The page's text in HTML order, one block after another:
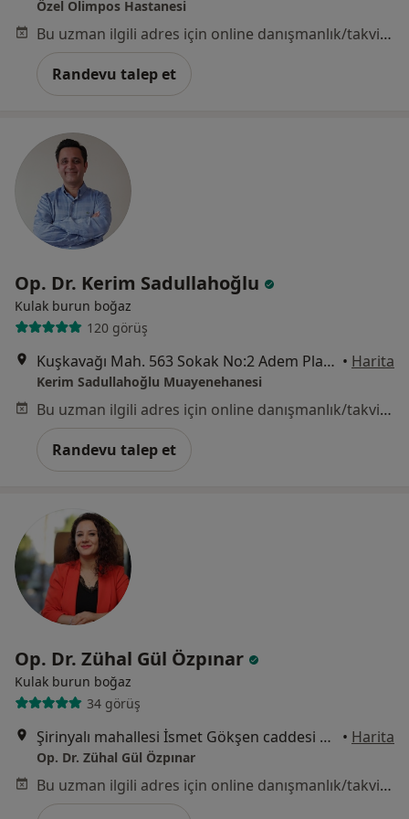
Özel Olimpos Hastanesi
Bu uzman ilgili adres için online danışmanlık/takvim sunmuyor.
Randevu talep et
Op. Dr. Kerim Sadullahoğlu
Kulak burun boğaz
120 görüş
Kuşkavağı Mah. 563 Sokak No:2 Adem Plaza Kat:6 Daire :12 Arden, Antalya • Harita
Kerim Sadullahoğlu Muayenehanesi
Bu uzman ilgili adres için online danışmanlık/takvim sunmuyor.
Randevu talep et
Op. Dr. Zühal Gül Özpınar
Kulak burun boğaz
34 görüş
Şirinyalı mahallesi İsmet Gökşen caddesi No:84/3 Muratpaşa ANTALYA, Antalya • Harita
Op. Dr. Zühal Gül Özpınar
Bu uzman ilgili adres için online danışmanlık/takvim sunmuyor.